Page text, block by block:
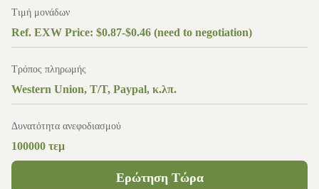
Τιμή μονάδων
Ref. EXW Price: $0.87-$0.46 (need to negotiation)
Τρόπος πληρωμής
Western Union, T/T, Paypal, κ.λπ.
Δυνατότητα ανεφοδιασμού
100000 τεμ
Ερώτηση Τώρα